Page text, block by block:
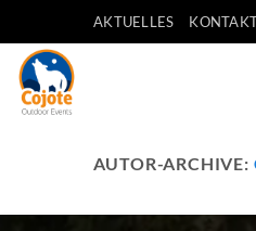
Inhalt
springen
AKTUELLES
AUTOR-ARCHIVE: